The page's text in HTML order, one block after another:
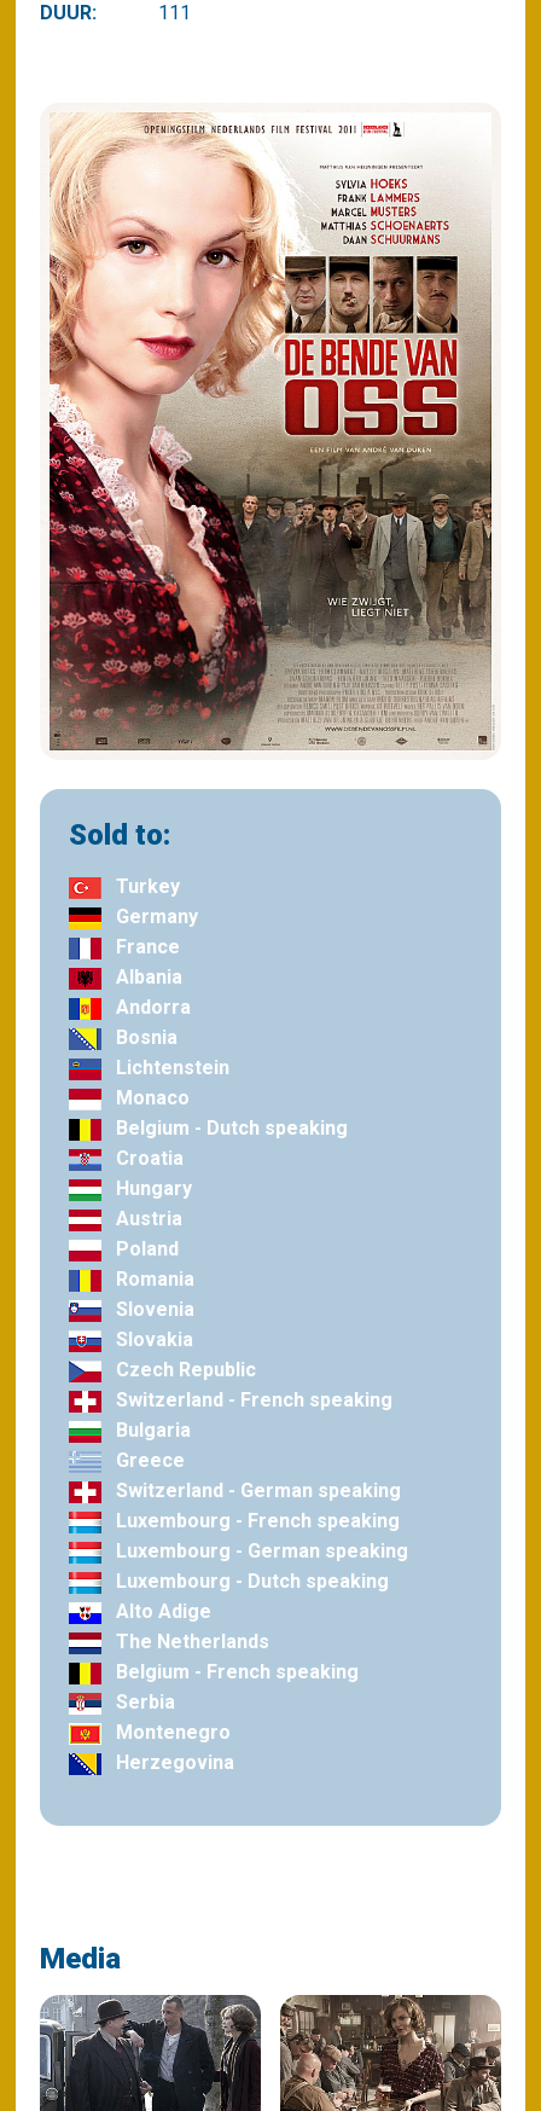
DUUR: 111
Sold to:
Turkey
Germany
France
Albania
Andorra
Bosnia
Lichtenstein
Monaco
Belgium - Dutch speaking
Croatia
Hungary
Austria
Poland
Romania
Slovenia
Slovakia
Czech Republic
Switzerland - French speaking
Bulgaria
Greece
Switzerland - German speaking
Luxembourg - French speaking
Luxembourg - German speaking
Luxembourg - Dutch speaking
Alto Adige
The Netherlands
Belgium - French speaking
Serbia
Montenegro
Herzegovina
Media